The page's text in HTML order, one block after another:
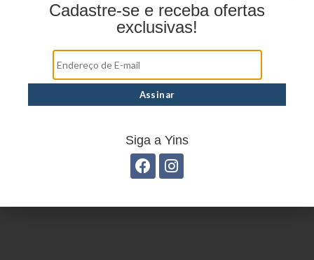
Cadastre-se e receba ofertas
exclusivas!
Siga a Yins